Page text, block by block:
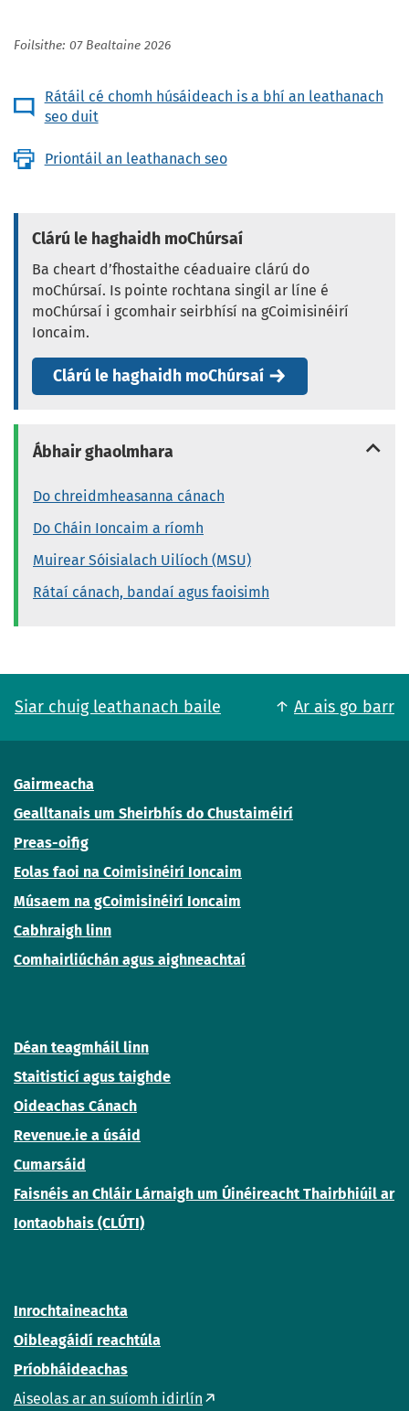
Foilsithe: 07 Bealtaine 2026
Rátáil cé chomh húsáideach is a bhí an leathanach
seo duit
Priontáil an leathanach seo
Clárú le haghaidh moChúrsaí
Ba cheart d’fhostaithe céaduaire clárú do
moChúrsaí. Is pointe rochtana singil ar líne é
moChúrsaí i gcomhair seirbhísí na gCoimisinéirí
Ioncaim.
Clárú le haghaidh moChúrsaí
Ábhair ghaolmhara
Do chreidmheasanna cánach
Do Cháin Ioncaim a ríomh
Muirear Sóisialach Uilíoch (MSU)
Rátaí cánach, bandaí agus faoisimh
Siar chuig leathanach baile Ar ais go barr
Gairmeacha
Gealltanais um Sheirbhís do Chustaiméirí
Preas-oifig
Eolas faoi na Coimisinéirí Ioncaim
Músaem na gCoimisinéirí Ioncaim
Cabhraigh linn
Comhairliúchán agus aighneachtaí
Déan teagmháil linn
Staitisticí agus taighde
Oideachas Cánach
Revenue.ie a úsáid
Cumarsáid
Faisnéis an Chláir Lárnaigh um Úinéireacht Thairbhiúil ar
Iontaobhais (CLÚTI)
Inrochtaineachta
Oibleagáidí reachtúla
Príobháideachas
Aiseolas ar an suíomh idirlín